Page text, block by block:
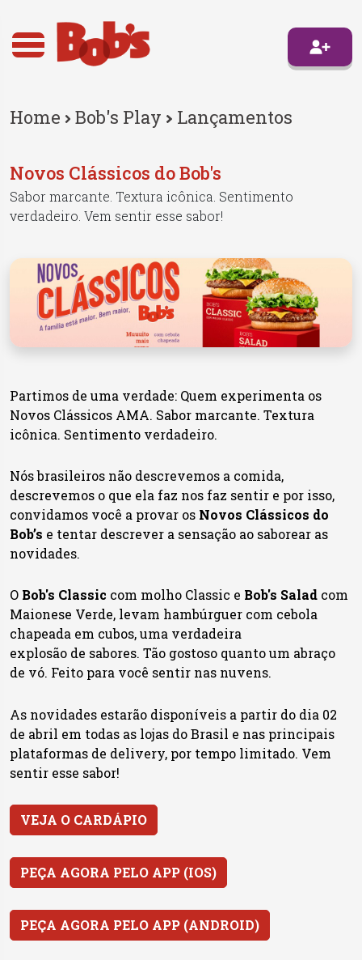
Home Bob's Play Lançamentos
Novos Clássicos do Bob's
Sabor marcante. Textura icônica. Sentimento
verdadeiro. Vem sentir esse sabor!
Partimos de uma verdade: Quem experimenta os
Novos Clássicos AMA. Sabor marcante. Textura
icônica. Sentimento verdadeiro.
Nós brasileiros não descrevemos a comida,
descrevemos o que ela faz nos faz sentir e por isso,
convidamos você a provar os Novos Clássicos do
Bob’s e tentar descrever a sensação ao saborear as
novidades.
O Bob's Classic com molho Classic e Bob's Salad com
Maionese Verde, levam hambúrguer com cebola
chapeada em cubos, uma verdadeira
explosão de sabores. Tão gostoso quanto um abraço
de vó. Feito para você sentir nas nuvens.
As novidades estarão disponíveis a partir do dia 02
de abril em todas as lojas do Brasil e nas principais
plataformas de delivery, por tempo limitado. Vem
sentir esse sabor!
VEJA O CARDÁPIO
PEÇA AGORA PELO APP (IOS)
PEÇA AGORA PELO APP (ANDROID)